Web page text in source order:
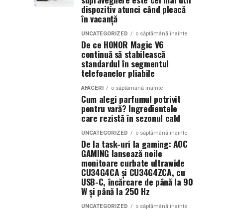
dispozitiv atunci când pleacă
în vacanță
UNCATEGORIZED o săptămână inainte
De ce HONOR Magic V6
continuă să stabilească
standardul în segmentul
telefoanelor pliabile
AFACERI o săptămână inainte
Cum alegi parfumul potrivit
pentru vară? Ingredientele
care rezistă în sezonul cald
UNCATEGORIZED o săptămână inainte
De la task-uri la gaming: AOC
GAMING lansează noile
monitoare curbate ultrawide
CU34G4CA și CU34G4ZCA, cu
USB-C, încărcare de până la 90
W și până la 250 Hz
UNCATEGORIZED o săptămână inainte